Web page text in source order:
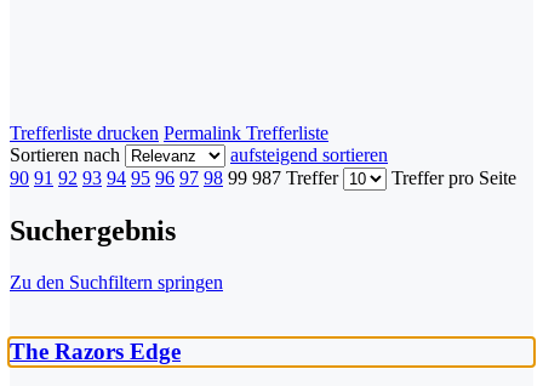
Trefferliste drucken Permalink Trefferliste
Sortieren nach
aufsteigend sortieren
90 91 92 93 94 95 96 97 98 99 987 Treffer Treffer pro Seite
Suchergebnis
Zu den Suchfiltern springen
The Razors Edge